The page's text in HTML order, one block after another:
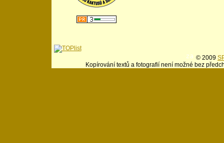
© 2009
Kopírování textů a fotografií není možné bez